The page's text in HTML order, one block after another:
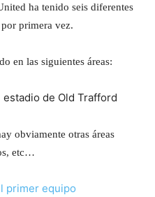
ha tenido seis diferentes
primera vez.
en las siguientes áreas:
obviamente otras áreas
etc…